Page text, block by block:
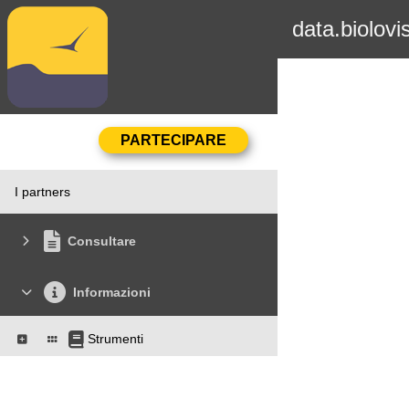
I partners
Consultare
Informazioni
Strumenti